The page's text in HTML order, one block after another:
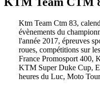
Ktm Team Ctm 83,
évènements du
l'année 2017, épreuves
roues, compétitions sur
France Promosport 400,
KTM Super Duke Cup,
heures du Luc, Moto